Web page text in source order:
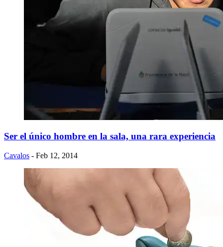
Ser el único hombre en la sala, una rara experiencia
Cavalos - Feb 12, 2014